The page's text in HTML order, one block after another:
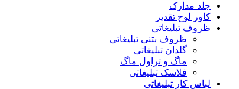
جلد مدارک
کاور لوح تقدیر
ظروف تبلیغاتی
ظروف بتنی تبلیغاتی
گلدان تبلیغاتی
ماگ و تراول ماگ
فلاسک تبلیغاتی
لباس کار تبلیغاتی